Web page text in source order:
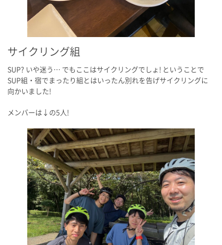
サイクリング組
SUP? いや迷う… でもここはサイクリングでしょ! ということで
SUP組・宿でまったり組とはいったん別れを告げサイクリングに
向かいました!
メンバーは↓の5人!